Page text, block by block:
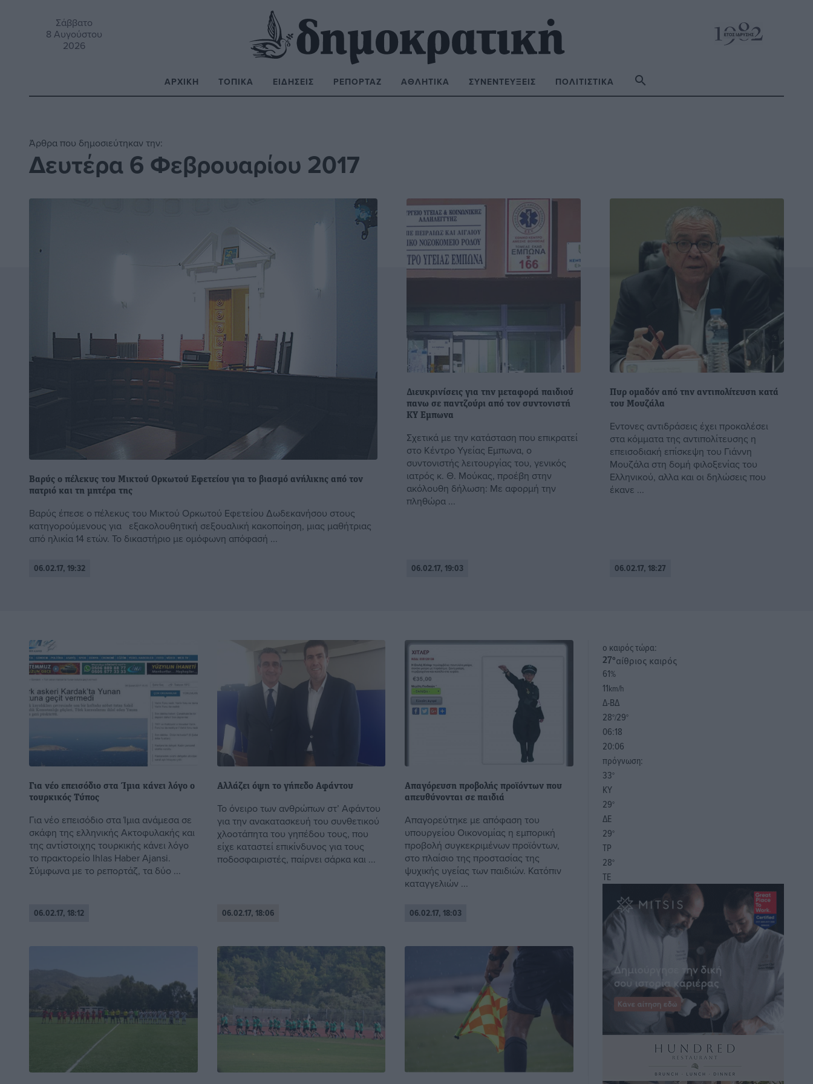
Σάββατο
8 Αυγούστου
2026
ΑΡΧΙΚΉ ΤΟΠΙΚΆ ΕΙΔΉΣΕΙΣ ΡΕΠΟΡΤΆΖ ΑΘΛΗΤΙΚΆ ΣΥΝΕΝΤΕΎΞΕΙΣ ΠΟΛΙΤΙΣΤΙΚΆ
Άρθρα που δημοσιεύτηκαν την:
Δευτέρα 6 Φεβρουαρίου 2017
Βαρύς ο πέλεκυς του Μικτού Ορκωτού Εφετείου για το βιασμό ανήλικης από τον
πατριό και τη μητέρα της
Βαρύς έπεσε ο πέλεκυς του Μικτού Ορκωτού Εφετείου Δωδεκανήσου στους
κατηγορούμενους για εξακολουθητική σεξουαλική κακοποίηση, μιας μαθήτριας
από ηλικία 14 ετών. Το δικαστήριο με ομόφωνη απόφασή ...
06.02.17, 19:32
Διευκρινίσεις για την μεταφορά παιδιού
πανω σε παντζούρι από τον συντονιστή
ΚΥ Εμπωνα
Σχετικά με την κατάσταση που επικρατεί
στο Κέντρο Υγείας Εμπωνα, ο
συντονιστής λειτουργίας του, γενικός
ιατρός κ. Θ. Μούκας, προέβη στην
ακόλουθη δήλωση: Με αφορμή την
πληθώρα ...
06.02.17, 19:03
Πυρ ομαδόν από την αντιπολίτευση κατά
του Μουζάλα
Εντονες αντιδράσεις έχει προκαλέσει
στα κόμματα της αντιπολίτευσης η
επεισοδιακή επίσκεψη του Γιάννη
Μουζάλα στη δομή φιλοξενίας του
Ελληνικού, αλλα και οι δηλώσεις που
έκανε ...
06.02.17, 18:27
Για νέο επεισόδιο στα Ίμια κάνει λόγο ο
τουρκικός Τύπος
Για νέο επεισόδιο στα Ίμια ανάμεσα σε
σκάφη της ελληνικής Ακτοφυλακής και
της αντίστοιχης τουρκικής κάνει λόγο
το πρακτορείο Ihlas Haber Ajansi.
Σύμφωνα με το ρεπορτάζ, τα δύο ...
06.02.17, 18:12
Αλλάζει όψη το γήπεδο Αφάντου
Το όνειρο των ανθρώπων στ’ Αφάντου
για την ανακατασκευή του συνθετικού
χλοοτάπητα του γηπέδου τους, που
είχε καταστεί επικίνδυνος για τους
ποδοσφαιριστές, παίρνει σάρκα και ...
06.02.17, 18:06
Απαγόρευση προβολής προϊόντων που
απευθύνονται σε παιδιά
Απαγορεύτηκε με απόφαση του
υπουργείου Οικονομίας η εμπορική
προβολή συγκεκριμένων προϊόντων,
στο πλαίσιο της προστασίας της
ψυχικής υγείας των παιδιών. Κατόπιν
καταγγελιών ...
06.02.17, 18:03
o καιρός τώρα:
27°αίθριος καιρός
61%
11km/h
Δ-ΒΔ
28°/29°
06:18
20:06
πρόγνωση:
33°
ΚΥ
29°
ΔΕ
29°
ΤΡ
28°
ΤΕ